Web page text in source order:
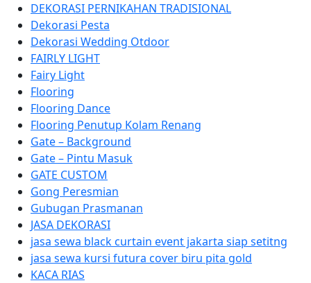
DEKORASI PERNIKAHAN TRADISIONAL
Dekorasi Pesta
Dekorasi Wedding Otdoor
FAIRLY LIGHT
Fairy Light
Flooring
Flooring Dance
Flooring Penutup Kolam Renang
Gate – Background
Gate – Pintu Masuk
GATE CUSTOM
Gong Peresmian
Gubugan Prasmanan
JASA DEKORASI
jasa sewa black curtain event jakarta siap setitng
jasa sewa kursi futura cover biru pita gold
KACA RIAS